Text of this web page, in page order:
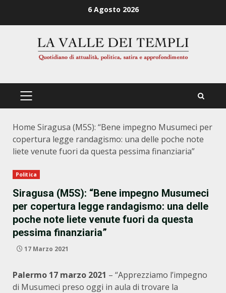
6 Agosto 2026
PRIMÄRES
Home Siragusa (M5S): “Bene impegno Musumeci per
copertura legge randagismo: una delle poche note
liete venute fuori da questa pessima finanziaria”
Politica
Siragusa (M5S): “Bene impegno Musumeci
per copertura legge randagismo: una delle
poche note liete venute fuori da questa
pessima finanziaria”
17 Marzo 2021
Palermo 17 marzo 2021 – “Apprezziamo l’impegno
di Musumeci preso oggi in aula di trovare la